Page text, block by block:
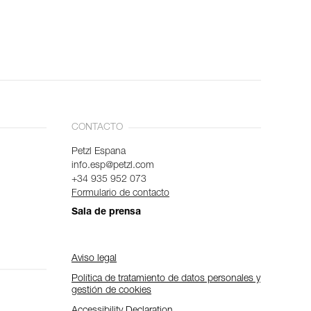
CONTACTO
Petzl Espana
info.esp@petzl.com
+34 935 952 073
Formulario de contacto
Sala de prensa
Aviso legal
Política de tratamiento de datos personales y
gestión de cookies